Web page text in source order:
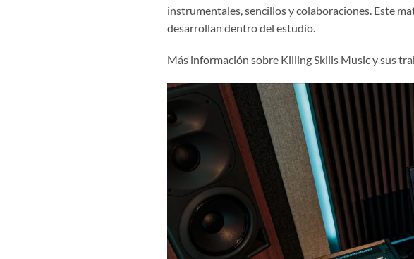
instrumentales, sencillos y colaboraciones. Este
desarrollan dentro del estudio.
Más información sobre Killing Skills Music y sus